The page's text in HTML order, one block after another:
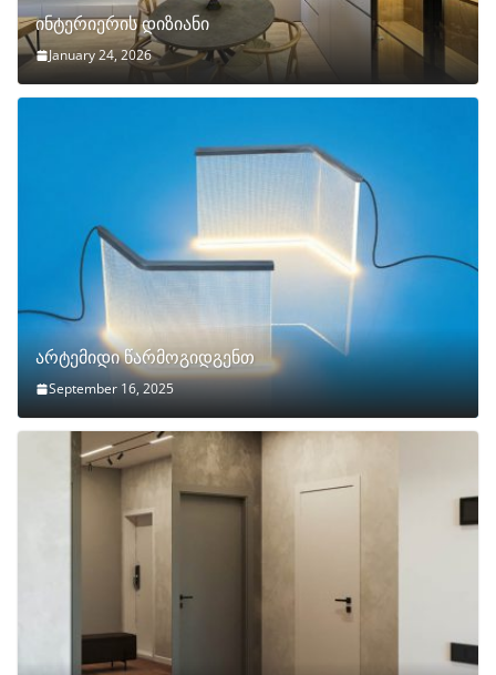
ინტერიერის დიზიანი
January 24, 2026
არტემიდი წარმოგიდგენთ
September 16, 2025